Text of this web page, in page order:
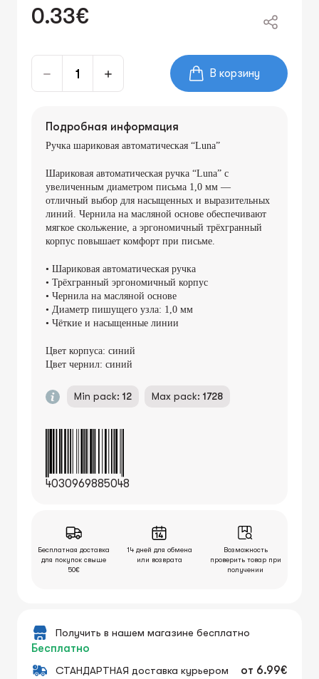
0.33€
В корзину
Подробная информация
Ручка шариковая автоматическая “Luna”
Шариковая автоматическая ручка “Luna” с
увеличенным диаметром письма 1,0 мм —
отличный выбор для насыщенных и выразительных
линий. Чернила на масляной основе обеспечивают
мягкое скольжение, а эргономичный трёхгранный
корпус повышает комфорт при письме.
• Шариковая автоматическая ручка
• Трёхгранный эргономичный корпус
• Чернила на масляной основе
• Диаметр пишущего узла: 1,0 мм
• Чёткие и насыщенные линии
Цвет корпуса: синий
Цвет чернил: синий
Min pack: 12 Max pack: 1728
4030969885048
Бесплатная доставка
для покупок свыше
50€
14 дней для обмена
или возврата
Возможность
проверить товар при
получении
Получить в нашем магазине бесплатно
Бесплатно
СТАНДАРТНАЯ доставка курьером
от 6.99€